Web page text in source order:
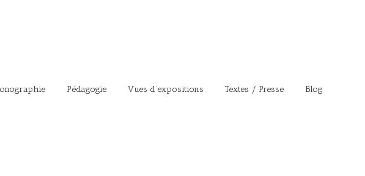
Pédagogie Vues d’expositions Textes / Presse Blog